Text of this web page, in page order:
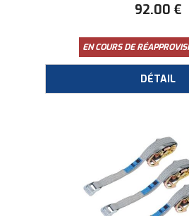
92.00 €
EN COURS DE